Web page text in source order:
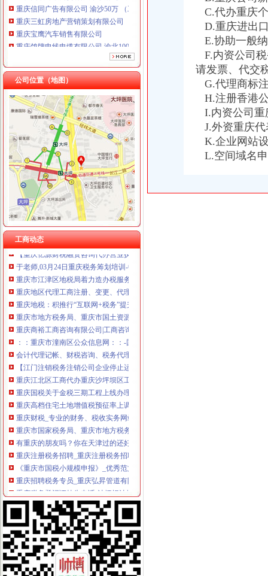
重庆三虹房地产营销策划有限公司
重庆宝鹰汽车销售有限公司
重庆鸽牌电线电缆有限公司 渝北10010万 (进出口权)
重庆傲志众达投资咨询有限责任公司 渝九1000万 （增资）
重庆臣夫商贸有限公司 （执照专让）
重庆卿倾商贸有限责任公司 渝江100万 （工商注册）
重庆国洪体育设施有限公司
重庆星竣贸易有限责任公司 渝中100万 （进出口权）
重庆海谛升进出口贸易有限公司 渝北100万 （进出口权）
重庆奕欣锦诚商贸有限公司 渝九50万 （工商注册）
重庆信同广告有限公司 渝沙50万 （工商注册）
重庆三虹房地产营销策划有限公司
重庆宝鹰汽车销售有限公司
公司位置（地图）
工商动态
重庆税务注销
【税收管理】重庆市地方税务局关于印发《“三证合一、一照一码”
《一般纳税人注销流程》100篇第一文库网
重庆营业执照代办【工商代办免费咨询】重庆益尚利财务管理有限公司
《一般纳税人注销流程》100篇第一文库网
重庆工商注册代理记账变更税务财务佼佼泽工商
重庆财税_专业的财务、税收实务网站-亿企赢财税资讯
国家税务总局2015年持续加“规范税务”建设_部门新闻_新闻_中国
重庆沙坪坝门户网
【重庆财务/审计/税务招聘_新重庆财务/审计/税务招聘信息】-前程无忧
重庆市国家税务局关于纳税人2015年度关联申报等事项的提示-中国会
重庆代理记账、工商注册代理、重庆微型企业、商标注册、税务评估
【重庆亿源财税融资咨询代办营业执照营业哪家比较好】价格,厂家,
于老师,03月24日重庆税务筹划培训-中华品牌管理网
重庆市江津区地税局着力造办税服务“轻体验”-新华网
重庆地区代理工商注册、变更、代理记账、税务咨询可提供地
重庆地税：积推行“互联网+税务”提升服务质效-长江经济网
重庆市地方税务局、重庆市国土资源和房屋管理局<BR>关于暂停办理
重庆商裕工商咨询有限公司|工商咨询|代帐咨询|做账报税|税务代办|代
：：重庆市潼南区公众信息网：：-国税局
会计代理记帐、财税咨询、税务代理-重庆便民网
【江门注销税务注销公司企业停止运营不注销后果严重】-鹤山沙坪易
重庆江北区工商代办重庆沙坪坝区工商代办【渝盾】_其他加盟-中国
重庆国税关于金税三期工程上线办理有关涉税事项的公告_地方规-
重庆高档住宅土地增值税预征率上调至2%_东方财富网
重庆财税_专业的财务、税收实务网站-亿企赢财税资讯
重庆市国家税务局、重庆市地方税务局、重庆市工商管理局转发国
有重庆的朋友吗？你在天津过的还好吗？（转载）_天津_天涯论坛_天
重庆注册税务招聘_重庆注册税务招聘信息_智联重庆招聘网_找工作求
《重庆市国税小规模申报》_优秀范文十篇
重庆招聘税务专员_重庆弘昇管道有限公司招聘-汇博网
重庆税务登记证挂失电话-沙坪坝沙坪坝广告媒-重庆58同城
【税收管理】重庆市地方税务局关于印发《“三证合一、一照一码”
重庆地税的微博
重庆税务策划招聘_重庆税务策划招聘信息_智联重庆招聘网_找工作求
重庆沙坪坝门户网
重庆国税网上申报系统：
重庆营业执照代办【工商代办免费咨询】重庆益尚利财务管理有限公司
重庆财税公司-重庆亿源公司_重庆亿源_重庆市亿源财税咨询公司_重庆
C.代办重庆
D.重庆进出
E.协助一般
F.内资公司
请发票、代交
G.代理商标
H.注册香港
I.内资公司重
J.外资重庆代
K.企业网站
L.空间域名